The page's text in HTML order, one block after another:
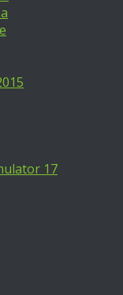
17